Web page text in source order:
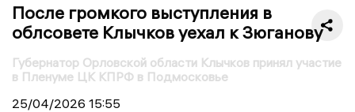
После громкого выступления в
облсовете Клычков уехал к Зюганову
Губернатор Орловской области Клычков принял участие
в Пленуме ЦК КПРФ в Подмосковье
25/04/2026 15:55